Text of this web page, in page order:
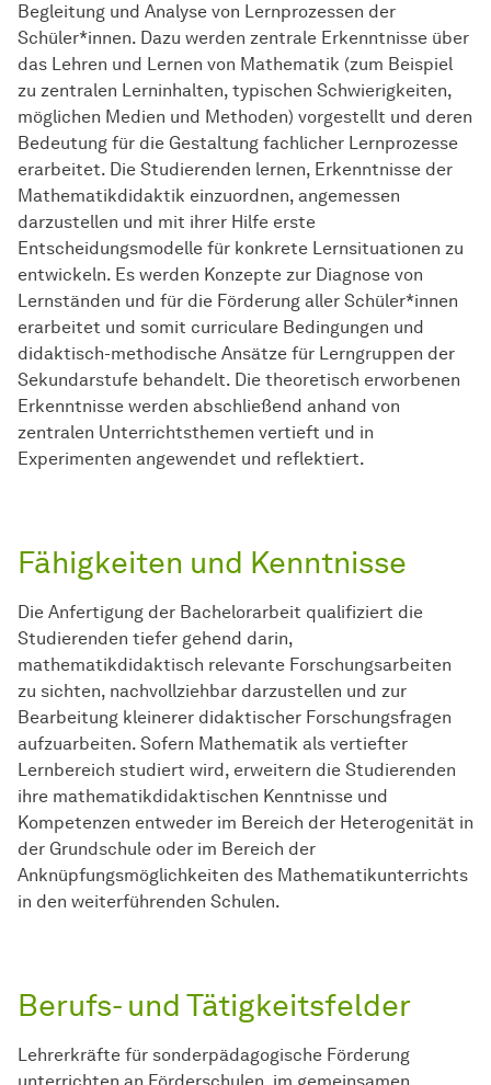
Begleitung und Analyse von Lernprozessen der
Schüler*innen. Dazu werden zentrale Erkenntnisse über
das Lehren und Lernen von Mathematik (zum Beispiel
zu zentralen Lerninhalten, typischen Schwierigkeiten,
möglichen Medien und Methoden) vorgestellt und deren
Bedeutung für die Gestaltung fachlicher Lernprozesse
erarbeitet. Die Studierenden lernen, Erkenntnisse der
Mathematikdidaktik einzuordnen, angemessen
darzustellen und mit ihrer Hilfe erste
Entscheidungsmodelle für konkrete Lernsituationen zu
entwickeln. Es werden Konzepte zur Diagnose von
Lernständen und für die Förderung aller Schüler*innen
erarbeitet und somit curriculare Bedingungen und
didaktisch-methodische Ansätze für Lerngruppen der
Sekundarstufe behandelt. Die theoretisch erworbenen
Erkenntnisse werden abschließend anhand von
zentralen Unterrichtsthemen vertieft und in
Experimenten angewendet und reflektiert.
Fähigkeiten und Kenntnisse
Die Anfertigung der Bachelorarbeit qualifiziert die
Studierenden tiefer gehend darin,
mathematikdidaktisch relevante Forschungsarbeiten
zu sichten, nachvollziehbar darzustellen und zur
Bearbeitung kleinerer didaktischer Forschungsfragen
aufzuarbeiten. Sofern Mathematik als vertiefter
Lernbereich studiert wird, erweitern die Studierenden
ihre mathematikdidaktischen Kenntnisse und
Kompetenzen entweder im Bereich der Heterogenität in
der Grundschule oder im Bereich der
Anknüpfungsmöglichkeiten des Mathematikunterrichts
in den weiterführenden Schulen.
Berufs- und Tätigkeitsfelder
Lehrerkräfte für sonderpädagogische Förderung